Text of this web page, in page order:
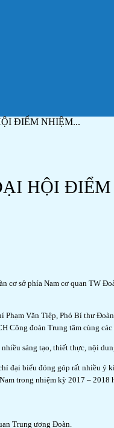
ĐIỂM NHIỆM...
HỘI ĐIỂM
sở phía Nam cơ quan TW
Văn Tiệp, Phó Bí thư
đoàn Trung tâm cùng
sáng tạo, thiết thực, nội
biểu đóng góp rất nhiều ý
trong nhiệm kỳ 2017 – 2018
Trung ương Đoàn.